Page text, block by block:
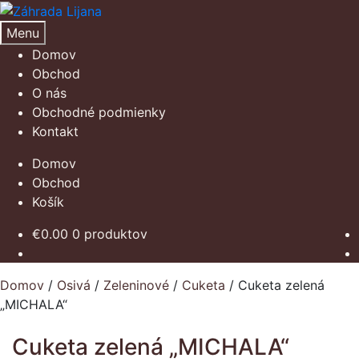
Preskočiť
na
navigáciu
Preskočiť
na
obsah
Menu
Domov
Obchod
O nás
Obchodné podmienky
Kontakt
Domov
Obchod
Košík
€0.00 0 produktov
Domov / Osivá / Zeleninové / Cuketa / Cuketa zelená
„MICHALA“
Cuketa zelená „MICHALA“